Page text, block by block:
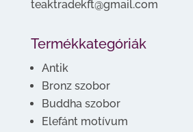
teaktradekft@gmail.com
Termékkategóriák
Antik
Bronz szobor
Buddha szobor
Elefánt motívum